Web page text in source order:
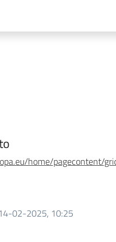
home/pagecontent/
02-2025, 10:25